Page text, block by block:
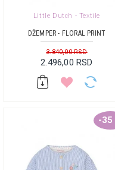
Little Dutch - Textile
DŽEMPER - FLORAL PRINT
2.496,00 RSD
3.840,00 RSD
-35